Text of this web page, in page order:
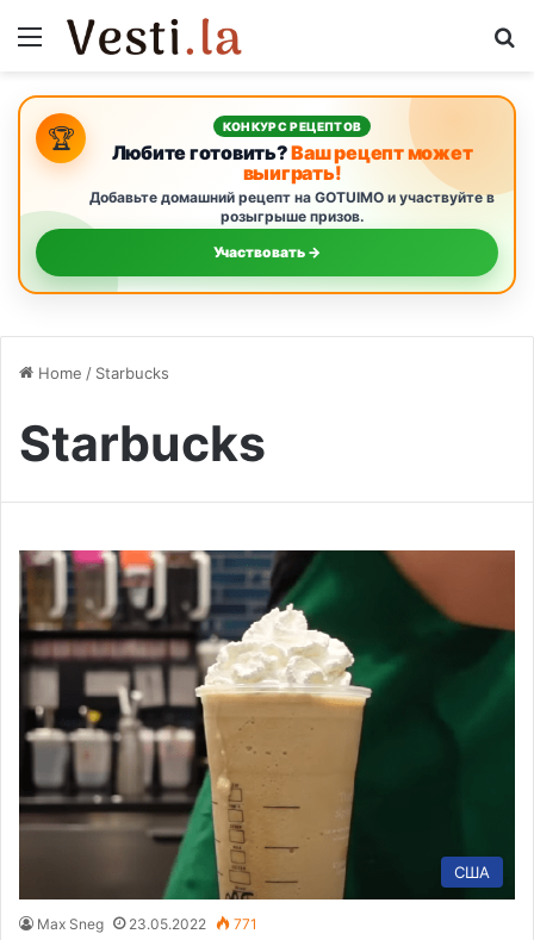
Menu
🏆 КОНКУРС РЕЦЕПТОВ
Любите готовить?Ваш рецепт может
выиграть!
Добавьте домашний рецепт на GOTUIMO и участвуйте в
розыгрыше призов.
Участвовать →
Home / Starbucks
Starbucks
США
Max Sneg 23.05.2022 771